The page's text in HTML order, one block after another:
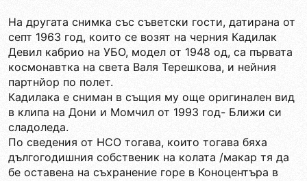
На другата снимка със съветски гости, датирана от
септ 1963 год, които се возят на черния Кадилак
Девил кабрио на УБО, модел от 1948 од, са първата
космонавтка на света Валя Терешкова, и нейния
партнйор по полет.
Кадилака е сниман в същия му още оригинален вид
в клипа на Дони и Момчил от 1993 год- Ближи си
сладоледа.
По сведения от НСО тогава, които тогава бяха
дългогодишния собственик на колата /макар тя да
бе оставена на съхранение горе в Коноцентъра в